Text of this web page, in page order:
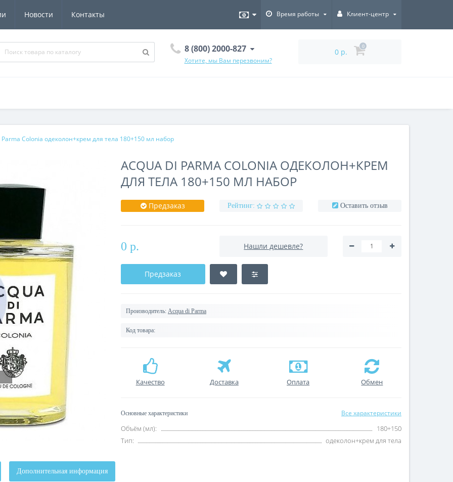
Новости Контакты Время работы Клиент-центр
8 (800) 2000-827
Хотите, мы Вам перезвоним?
0 р.
0
Parma Colonia одеколон+крем для тела 180+150 мл набор
ACQUA DI PARMA COLONIA ОДЕКОЛОН+КРЕМ
ДЛЯ ТЕЛА 180+150 МЛ НАБОР
Предзаказ Рейтинг: Оставить отзыв
0 р. Нашли дешевле?
Предзаказ
Производитель: Acqua di Parma
Код товара:
Качество Доставка Оплата Обмен
Основные характеристики Все характеристики
Объём (мл):
180+150
Тип:
одеколон+крем для тела
Дополнительная информация